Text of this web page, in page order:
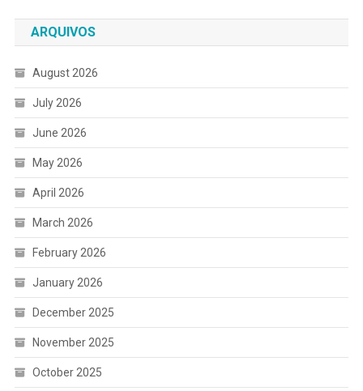
ARQUIVOS
August 2026
July 2026
June 2026
May 2026
April 2026
March 2026
February 2026
January 2026
December 2025
November 2025
October 2025